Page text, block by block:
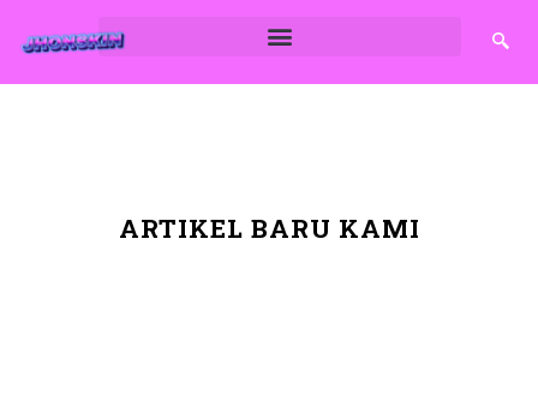
ARTIKEL BARU KAMI